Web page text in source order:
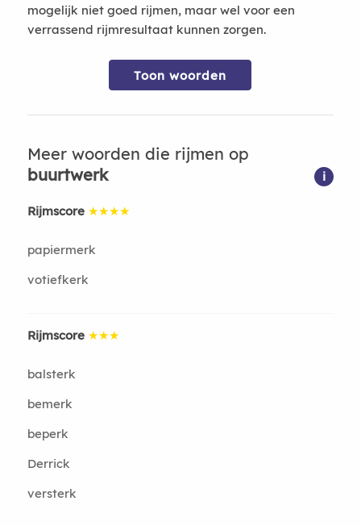
mogelijk niet goed rijmen, maar wel voor een
verrassend rijmresultaat kunnen zorgen.
Toon woorden
Meer woorden die rijmen op
buurtwerk
i
Rijmscore ★★★★
papiermerk
votiefkerk
Rijmscore ★★★
balsterk
bemerk
beperk
Derrick
versterk